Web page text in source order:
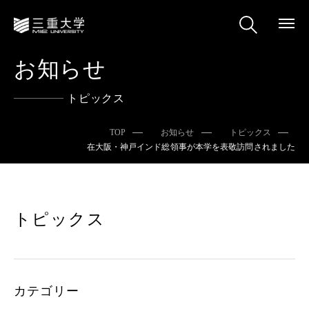
お知らせ
トピックス
TOP お知らせ
トピックス
在大阪・神戸インド総領事が本学を表敬訪問されました
トピックス
カテゴリー